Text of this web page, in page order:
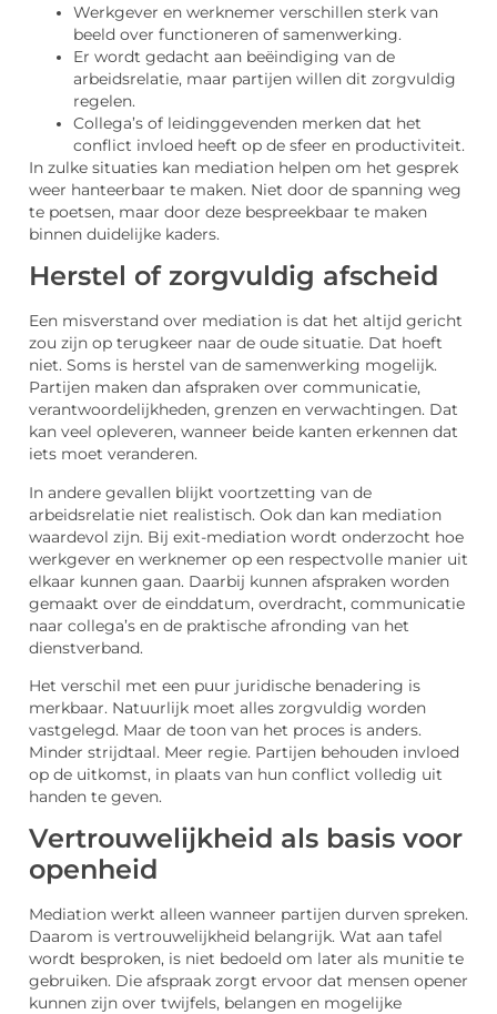
Werkgever en werknemer verschillen sterk van
beeld over functioneren of samenwerking.
Er wordt gedacht aan beëindiging van de
arbeidsrelatie, maar partijen willen dit zorgvuldig
regelen.
Collega’s of leidinggevenden merken dat het
conflict invloed heeft op de sfeer en productiviteit.
In zulke situaties kan mediation helpen om het gesprek
weer hanteerbaar te maken. Niet door de spanning weg
te poetsen, maar door deze bespreekbaar te maken
binnen duidelijke kaders.
Herstel of zorgvuldig afscheid
Een misverstand over mediation is dat het altijd gericht
zou zijn op terugkeer naar de oude situatie. Dat hoeft
niet. Soms is herstel van de samenwerking mogelijk.
Partijen maken dan afspraken over communicatie,
verantwoordelijkheden, grenzen en verwachtingen. Dat
kan veel opleveren, wanneer beide kanten erkennen dat
iets moet veranderen.
In andere gevallen blijkt voortzetting van de
arbeidsrelatie niet realistisch. Ook dan kan mediation
waardevol zijn. Bij exit-mediation wordt onderzocht hoe
werkgever en werknemer op een respectvolle manier uit
elkaar kunnen gaan. Daarbij kunnen afspraken worden
gemaakt over de einddatum, overdracht, communicatie
naar collega’s en de praktische afronding van het
dienstverband.
Het verschil met een puur juridische benadering is
merkbaar. Natuurlijk moet alles zorgvuldig worden
vastgelegd. Maar de toon van het proces is anders.
Minder strijdtaal. Meer regie. Partijen behouden invloed
op de uitkomst, in plaats van hun conflict volledig uit
handen te geven.
Vertrouwelijkheid als basis voor
openheid
Mediation werkt alleen wanneer partijen durven spreken.
Daarom is vertrouwelijkheid belangrijk. Wat aan tafel
wordt besproken, is niet bedoeld om later als munitie te
gebruiken. Die afspraak zorgt ervoor dat mensen opener
kunnen zijn over twijfels, belangen en mogelijke